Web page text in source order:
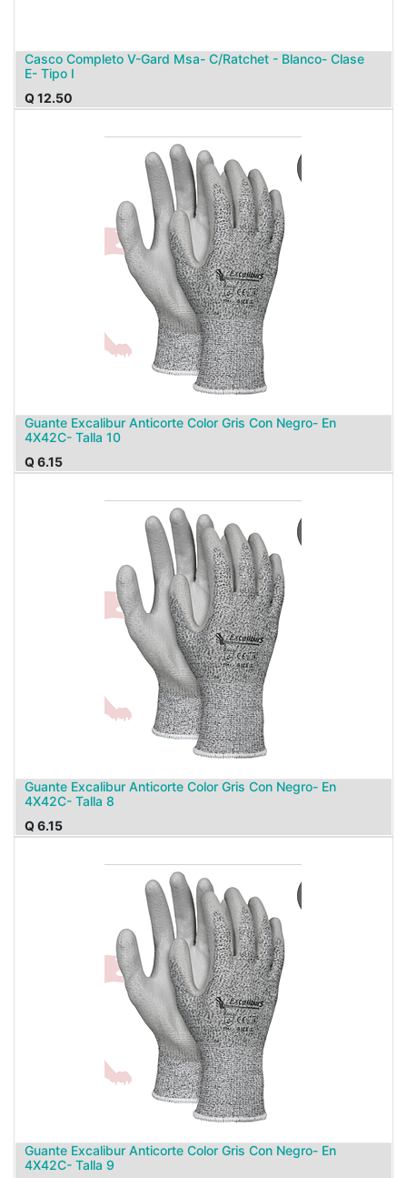
Casco Completo V-Gard Msa- C/Ratchet - Blanco- Clase
E- Tipo I
Q12.50
Guante Excalibur Anticorte Color Gris Con Negro- En
4X42C- Talla 10
Q6.15
Guante Excalibur Anticorte Color Gris Con Negro- En
4X42C- Talla 8
Q6.15
Guante Excalibur Anticorte Color Gris Con Negro- En
4X42C- Talla 9